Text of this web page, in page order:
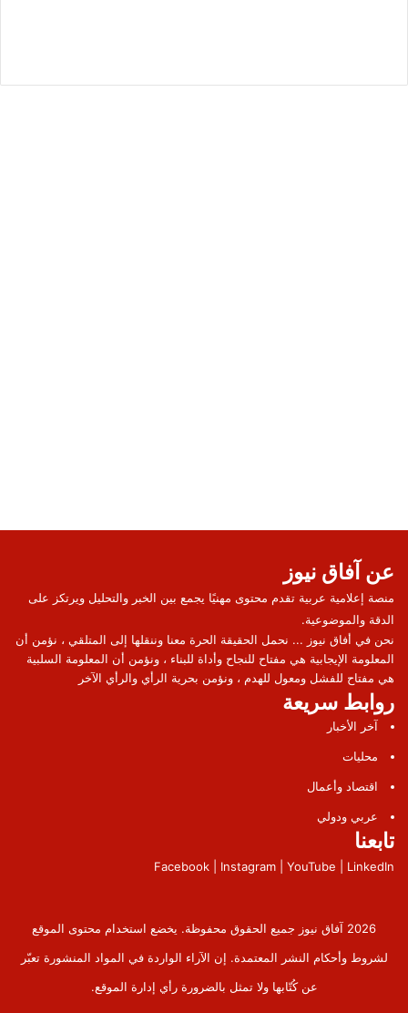
عن آفاق نيوز
منصة إعلامية عربية تقدم محتوى مهنيًا يجمع بين الخبر والتحليل ويرتكز على
الدقة والموضوعية.
نحن في أفاق نيوز ... نحمل الحقيقة الحرة معنا وننقلها إلى المتلقي ، نؤمن أن
المعلومة الإيجابية هي مفتاح للنجاح وأداة للبناء ، ونؤمن أن المعلومة السلبية
هي مفتاح للفشل ومعول للهدم ، ونؤمن بحرية الرأي والرأي الآخر
روابط سريعة
آخر الأخبار
محليات
اقتصاد وأعمال
عربي ودولي
تابعنا
Facebook | Instagram | YouTube | LinkedIn
2026 آفاق نيوز جميع الحقوق محفوظة. يخضع استخدام محتوى الموقع
لشروط وأحكام النشر المعتمدة. إن الآراء الواردة في المواد المنشورة تعبّر
عن كُتّابها ولا تمثل بالضرورة رأي إدارة الموقع.